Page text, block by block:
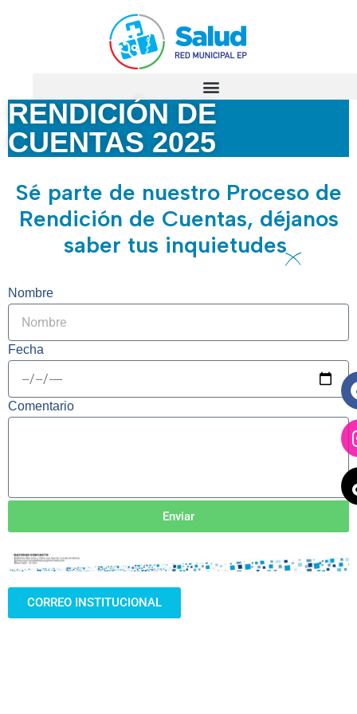
RENDICIÓN DE
CUENTAS 2025
Sé parte de nuestro Proceso de
Rendición de Cuentas, déjanos
saber tus inquietudes
Nombre
Fecha
Comentario
Enviar
CORREO INSTITUCIONAL